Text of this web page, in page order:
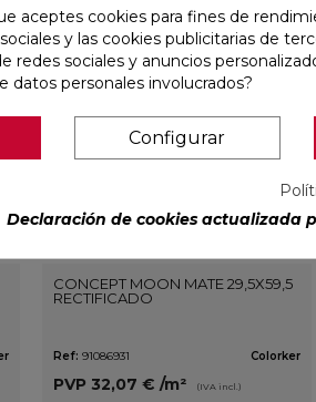
CONCEPT MOON MATE 29,5X59,5
RECTIFICADO
Ref: 91086931 Colorker
PVP 32,07 € /m² (IVA incl.)
aceptes cookies para fines de
y las cookies publicitarias de
redes sociales y anuncios
datos personales involucrados?
Configurar
Declaración de cookies actualizada